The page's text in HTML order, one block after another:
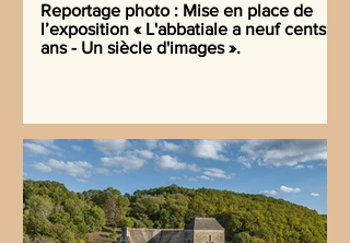
Reportage photo : Mise en place de
l’exposition « L'abbatiale a neuf cents
ans - Un siècle d'images ».